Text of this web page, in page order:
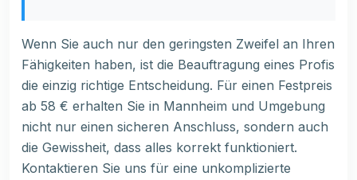
Wenn Sie auch nur den geringsten Zweifel an Ihren
Fähigkeiten haben, ist die Beauftragung eines Profis
die einzig richtige Entscheidung. Für einen Festpreis
ab 58 € erhalten Sie in Mannheim und Umgebung
nicht nur einen sicheren Anschluss, sondern auch
die Gewissheit, dass alles korrekt funktioniert.
Kontaktieren Sie uns für eine unkomplizierte